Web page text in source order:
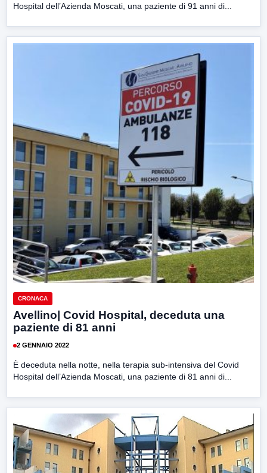
Hospital dell’Azienda Moscati, una paziente di 91 anni di...
CRONACA
Avellino| Covid Hospital, deceduta una
paziente di 81 anni
2 GENNAIO 2022
È deceduta nella notte, nella terapia sub-intensiva del Covid
Hospital dell’Azienda Moscati, una paziente di 81 anni di...